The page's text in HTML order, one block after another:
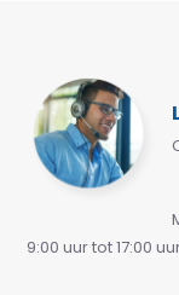
9:00 uur tot 17:00